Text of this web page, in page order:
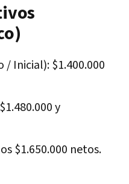
/ Inicial): $1.400.000
y
$1.650.000 netos.